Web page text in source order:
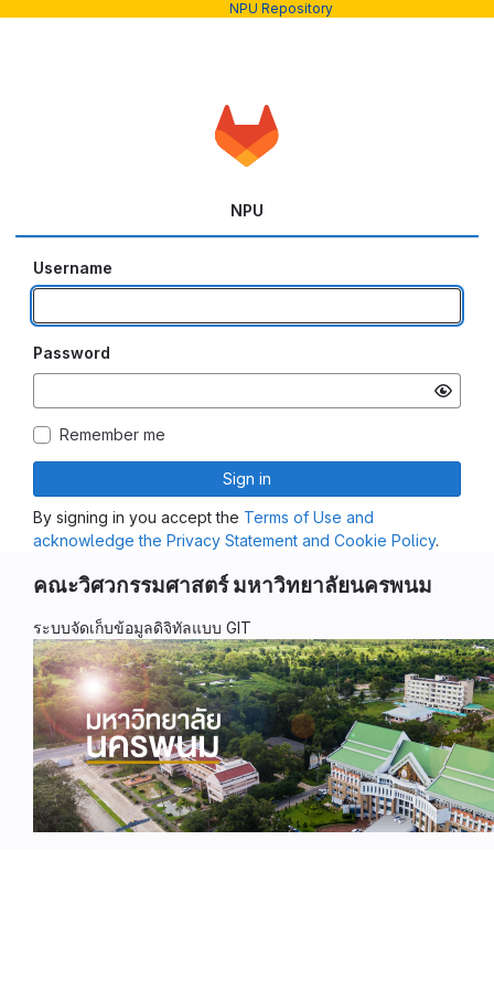
NPU Repository
คณะวิศวกรรมศาสตร์ มหาวิทยาลัยนครพนม
ระบบจัดเก็บข้อมูลดิจิทัลแบบ GIT
NPU
Username
Password
Remember me
Sign in
By signing in you accept the Terms of Use and
acknowledge the Privacy Statement and Cookie Policy.